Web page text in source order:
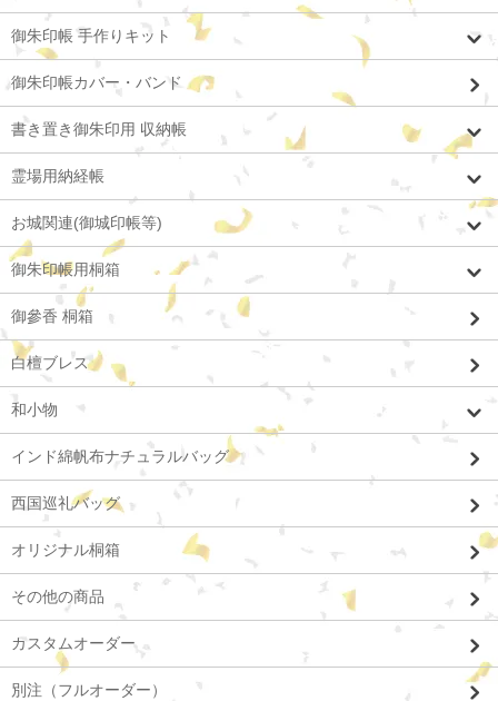
御朱印帳 手作りキット
御朱印帳カバー・バンド
書き置き御朱印用 収納帳
霊場用納経帳
お城関連(御城印帳等)
御朱印帳用桐箱
御參香 桐箱
白檀ブレス
和小物
インド綿帆布ナチュラルバッグ
西国巡礼バッグ
オリジナル桐箱
その他の商品
カスタムオーダー
別注（フルオーダー）